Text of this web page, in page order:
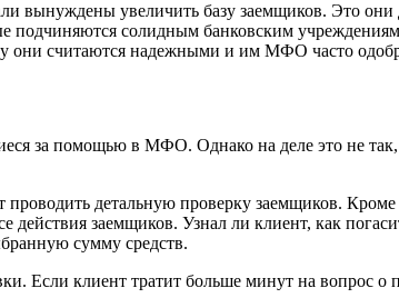
вынуждены увеличить базу заемщиков. Это
солидным банковским
они считаются надежными и им МФО часто
за помощью в МФО. Однако на деле это не так,
детальную проверку заемщиков.
заемщиков. Узнал ли клиент, как
сумму средств.
Если клиент тратит больше минут на вопрос